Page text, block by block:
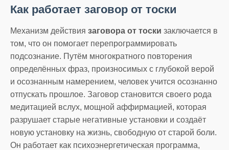
Как работает заговор от тоски
Механизм действия заговора от тоски заключается в
том, что он помогает перепрограммировать
подсознание. Путём многократного повторения
определённых фраз, произносимых с глубокой верой
и осознанным намерением, человек учится осознанно
отпускать прошлое. Заговор становится своего рода
медитацией вслух, мощной аффирмацией, которая
разрушает старые негативные установки и создаёт
новую установку на жизнь, свободную от старой боли.
Он работает как психоэнергетическая программа,